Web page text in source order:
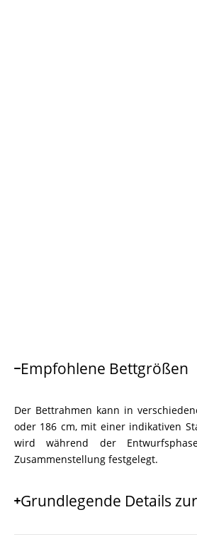
Empfohlene Bettgrößen
Der Bettrahmen kann in
oder 186 cm, mit einer indikativen
wird während der
Zusammenstellung festgelegt.
Grundlegende Details